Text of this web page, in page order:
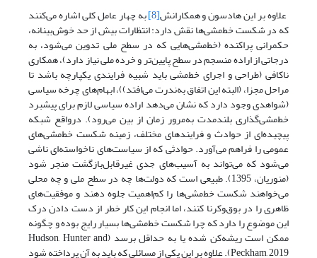
علاوه بر این هادسون و همکارانش[8] ‌به چهار عامل کلی اشاره می‌‌‌‌کنند
که در شکست خط‌‌‌‌مشی‌ها نقش دارد: انتظارات بیش از حد خوش‌بینانه،
حکمرانی پراکنده (خط‌‌‌‌مشی‌‌‌‌هایی که در سطح ملی تدوین می‌شود، به
درجاتی از اراده منسجم در سطح پایین‌‌‌‌تر و خرده ملی نیاز دارد)، همکاری
ناکافی (طراحی و اجرای خط‌‌‌‌مشی باید شبیه فرایندی یکپارچه باشد تا
مراحل مجزا، (البته این اتفاق به‌ندرت می‌‌‌‌افتد))، ابهام‌های چرخه سیاسی
(شواهدی وجود دارد که نشان می‌دهد اراده سیاسی لازم برای پیشبرد
خط‌‌‌‌مشی‌گذاری بلندمدت به‌مرور زمان از بین می‌رود). در‌واقع شبکه
پیچیده‌‌‌‌ای از حوادث و فرایندهای مختلف، زمینه شکست خط‌‌‌‌مشی‌‌‌‌های
عمومی را فراهم می‌‌‌‌آورد. حوادثی که از سیاست‌‌‌‌های ناخواسته‌‌‌‌ای ناشی
می‌شود که می‌تواند به آسیب‌‌‌‌های جدی غیرقابل‌بازگشت منجر ‌‌‌‌شود
(منوریان، 1395). طبیعی است که دولت‌‌‌‌ها چه در سطح ملی و چه محلی
می‌خواهند شکست خط‌‌‌‌مشی‌‌‌‌ها را کم‌اهمیت جلوه دهند و موفقیت‌‌‌‌های
ظاهری را در بوق‌وکرنا کنند، اما انجام این کار خطر از دست دادن درک
این موضوع را دارد که چرا شکست خط‌‌‌‌مشی‌‌‌‌ها بسیار رایج بوده و چگونه
ممکن است ریشه‌‌‌‌کن شده یا به حداقل برسد (Hudson, Hunter and
Peckham, 2019). علاوه بر این یکی از مسائلی که باید به آن پرداخته شود